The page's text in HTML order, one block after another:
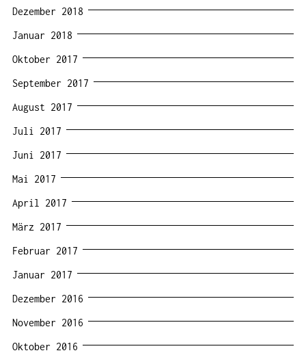
Dezember 2018
Januar 2018
Oktober 2017
September 2017
August 2017
Juli 2017
Juni 2017
Mai 2017
April 2017
März 2017
Februar 2017
Januar 2017
Dezember 2016
November 2016
Oktober 2016